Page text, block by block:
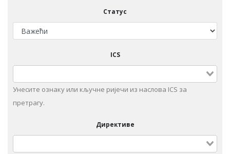
Статус
ICS
Унесите ознаку или кључне ријечи из наслова ICS за
претрагу.
Директиве